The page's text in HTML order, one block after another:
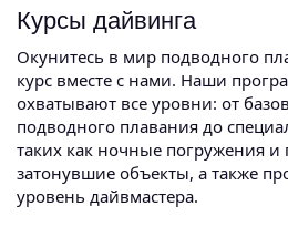
Курсы дайвинга
Окунитесь в мир подводного
курс вместе с нами. Наши
охватывают все уровни: от
подводного плавания до
таких как ночные погружения и
затонувшие объекты, а также
уровень дайвмастера.